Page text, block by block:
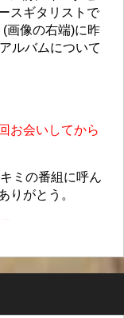
スギタリストで
画像の右端)に昨
ルバムについて
お会いしてから
ミの番組に呼ん
りがとう。
BURRN! のアル
でしたね。いか
ひとつに、100点